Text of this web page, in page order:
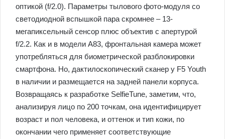
оптикой (f/2.0). Параметры тылового фото-модуля со
светодиодной вспышкой пара скромнее – 13-
мегапиксельный сенсор плюс объектив с апертурой
f/2.2. Как и в модели A83, фронтальная камера может
употребляться для биометрической разблокировки
смартфона. Но, дактилоскопический сканер у F5 Youth
в наличии и размещается на задней панели корпуса.
Возвращаясь к разработке SelfieTune, заметим, что,
анализируя лицо по 200 точкам, она идентифицирует
возраст и пол человека, и оттенок и тип кожи, по
окончании чего применяет соответствующие